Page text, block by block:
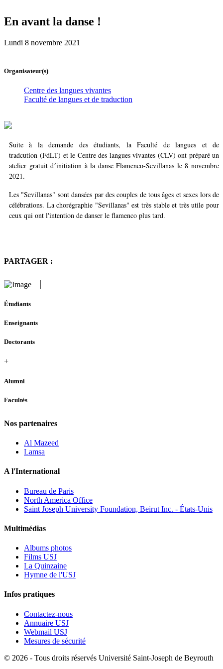
En avant la danse !
Lundi 8 novembre 2021
Organisateur(s)
Centre des langues vivantes
Faculté de langues et de traduction
Suite à la demande des étudiants, la Faculté de langues et de
tradcution (FdLT) et le Centre des langues vivantes (CLV) ont préparé un
atelier gratuit d´initiation à la danse Flamenco-Sevillanas le 8 novembre
2021.
Les "Sevillanas" sont dansées par des couples de tous âges et sexes lors de
célébrations. La chorégraphie "Sevillanas" est très stable et très utile pour
ceux qui ont l'intention de danser le flamenco plus tard.
PARTAGER :
Étudiants
Enseignants
Doctorants
+
Alumni
Facultés
Nos partenaires
Al Mazeed
Lamsa
A l'International
Bureau de Paris
North America Office
Saint Joseph University Foundation, Beirut Inc. - États-Unis
Multimédias
Albums photos
Films USJ
La Quinzaine
Hymne de l'USJ
Infos pratiques
Contactez-nous
Annuaire USJ
Webmail USJ
Mesures de sécurité
© 2026 - Tous droits réservés Université Saint-Joseph de Beyrouth